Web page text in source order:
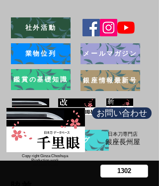
社外活動
業物位列
鑑賞の基礎知識
メールマガジン
銀座情報最新号
ブログ
お問い合わせ
日本刀専門店
​銀座長州屋
Copy right Ginza Choshuya
Production work